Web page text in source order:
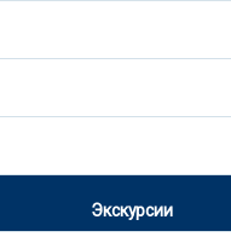
Экскурсии